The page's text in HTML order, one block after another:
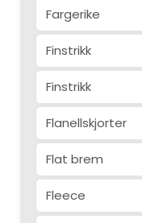
Fargerike
Finstrikk
Finstrikk
Flanellskjorter
Flat brem
Fleece